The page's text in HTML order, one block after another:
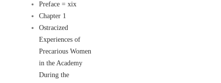
Preface = xix
Chapter 1
Ostracized
Experiences of
Precarious Women
in the Academy
During the